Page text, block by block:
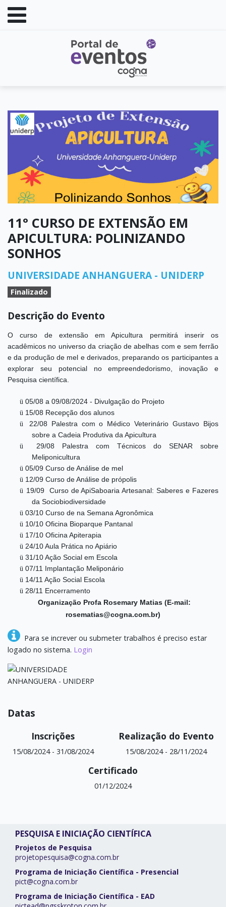
11° CURSO DE EXTENSÃO EM
APICULTURA: POLINIZANDO
SONHOS
UNIVERSIDADE ANHANGUERA - UNIDERP
Finalizado
Descrição do Evento
O curso de extensão em Apicultura permitirá inserir os
acadêmicos no universo da criação de abelhas com e sem ferrão
e da produção de mel e derivados, preparando os participantes a
explorar seu potencial no empreendedorismo, inovação e
Pesquisa científica.
ü 05/08 a 09/08/2024 - Divulgação do Projeto
ü 15/08 Recepção dos alunos
ü
22/08 Palestra com o Médico Veterinário Gustavo Bijos
sobre a Cadeia Produtiva da Apicultura
ü
29/08 Palestra com Técnicos do SENAR sobre
Meliponicultura
ü 05/09 Curso de Análise de mel
ü 12/09 Curso de Análise de própolis
ü 19/09
Curso de ApiSaboaria Artesanal: Saberes e Fazeres
da Sociobiodiversidade
ü 03/10 Curso de na Semana Agronômica
ü 10/10 Oficina Bioparque Pantanal
ü 17/10 Oficina Apiterapia
ü 24/10 Aula Prática no Apiário
ü 31/10 Ação Social em Escola
ü 07/11 Implantação Meliponário
ü 14/11 Ação Social Escola
ü 28/11 Encerramento
Organização Profa Rosemary Matias (E-mail:
rosematias@cogna.com.br)
Para se increver ou submeter trabalhos é preciso estar
logado no sistema. Login
Datas
Inscrições
15/08/2024- 31/08/2024
Realização do Evento
15/08/2024- 28/11/2024
Certificado
01/12/2024
PESQUISA E INICIAÇÃO CIENTÍFICA
Projetos de Pesquisa
projetopesquisa@cogna.com.br
Programa de Iniciação Científica - Presencial
pict@cogna.com.br
Programa de Iniciação Científica - EAD